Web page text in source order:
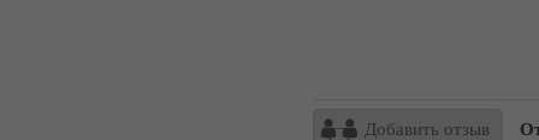
Добавить отзыв